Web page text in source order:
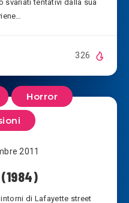
svariati tentativi dalla sua
326
Horror
2011
di Lafayette street